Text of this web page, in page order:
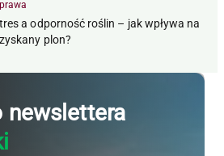
a odporność roślin – jak wpływa na
plon?
newslettera